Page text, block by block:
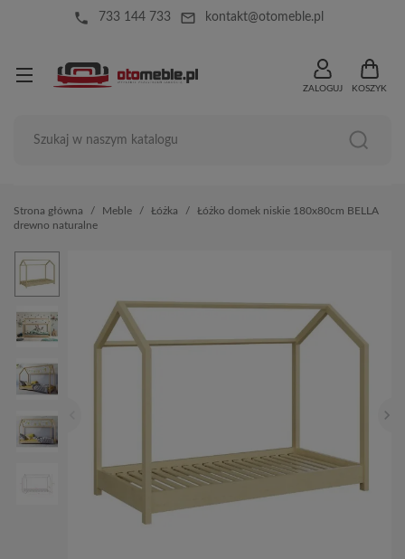
local_phone 733 144 733 mail_outline kontakt@otomeble.pl
ZALOGUJ KOSZYK
Strona główna Meble Łóżka
Łóżko domek niskie 180x80cm BELLA
drewno naturalne